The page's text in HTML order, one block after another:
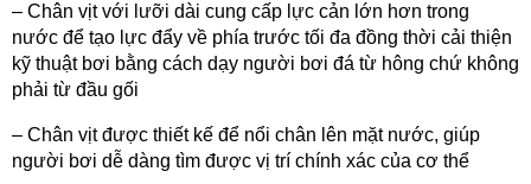
– Chân vịt với lưỡi dài cung cấp lực cản lớn hơn trong
nước để tạo lực đẩy về phía trước tối đa đồng thời cải thiện
kỹ thuật bơi bằng cách dạy người bơi đá từ hông chứ không
phải từ đầu gối
– Chân vịt được thiết kế để nổi chân lên mặt nước, giúp
người bơi dễ dàng tìm được vị trí chính xác của cơ thể